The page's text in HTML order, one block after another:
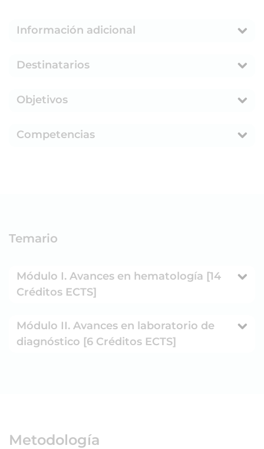
Información adicional
Destinatarios
Objetivos
Competencias
Temario
Módulo I. Avances en hematología [14
Créditos ECTS]
Módulo II. Avances en laboratorio de
diagnóstico [6 Créditos ECTS]
Metodología